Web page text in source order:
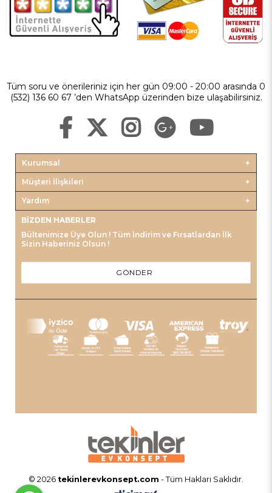
Tüm soru ve önerileriniz için her gün 09:00 - 20:00 arasında 0
(532) 136 60 67 ’den WhatsApp üzerinden bize ulaşabilirsiniz.
Kurumsal
Müşteri İlişkileri
Yardım
BIZDEN HABERLER
Bültenimize Üye Olun ! Tüm İndirim ve Fırsatlardan İlk
Sizin Haberiniz Olsun !
GÖNDER
© 2026 tekinlerevkonsept.com - Tüm Hakları Saklıdır.